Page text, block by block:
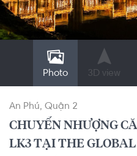
Photo 3D view
An Phú Quận 2
CHUYỂN NHƯỢNG
LK3 TẠI THE